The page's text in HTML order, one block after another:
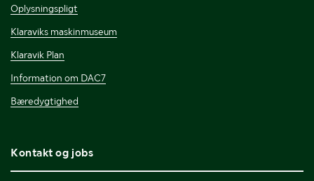
Oplysningspligt
Klaraviks maskinmuseum
Klaravik Plan
Information om DAC7
Bæredygtighed
Kontakt og jobs